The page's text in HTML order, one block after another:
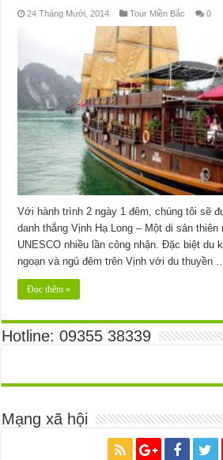
24 Tháng Mười, 2014 Tour Miền Bắc 0
Với hành trình 2 ngày 1 đêm, chúng tôi sẽ
danh thắng Vịnh Hạ Long – Một di sản
UNESCO nhiều lần công nhận. Đặc biệt
ngoạn và ngủ đêm trên Vịnh với du thuyền
Đọc thêm »
Hotline: 09355 38339
Mạng xã hội